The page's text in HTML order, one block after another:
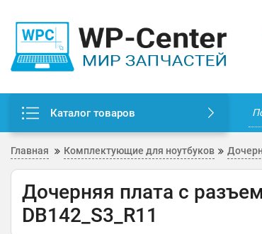
Каталог товаров
Главная Комплектующие для ноутбуков
Дочерняя плата с
DB142_S3_R11